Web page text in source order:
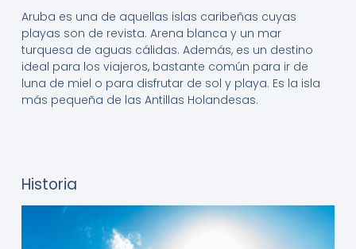
Aruba es una de aquellas islas caribeñas cuyas
playas son de revista. Arena blanca y un mar
turquesa de aguas cálidas. Además, es un destino
ideal para los viajeros, bastante común para ir de
luna de miel o para disfrutar de sol y playa. Es la isla
más pequeña de las Antillas Holandesas.
Historia